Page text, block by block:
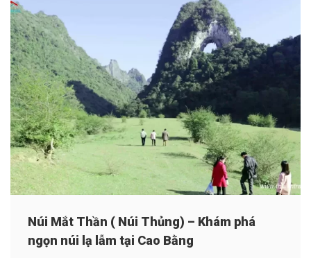
Núi Mắt Thần ( Núi Thủng) – Khám phá
ngọn núi lạ lẫm tại Cao Bằng